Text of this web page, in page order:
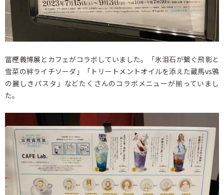
冨樫義博展とカフェがコラボしていました。「氷泪石が繋ぐ飛影と
雪菜の絆ライチソーダ」「トリートメントオイルを添えた蔵馬vs鴉
の麗しきパスタ」などたくさんのコラボメニューが揃っていまし
た。